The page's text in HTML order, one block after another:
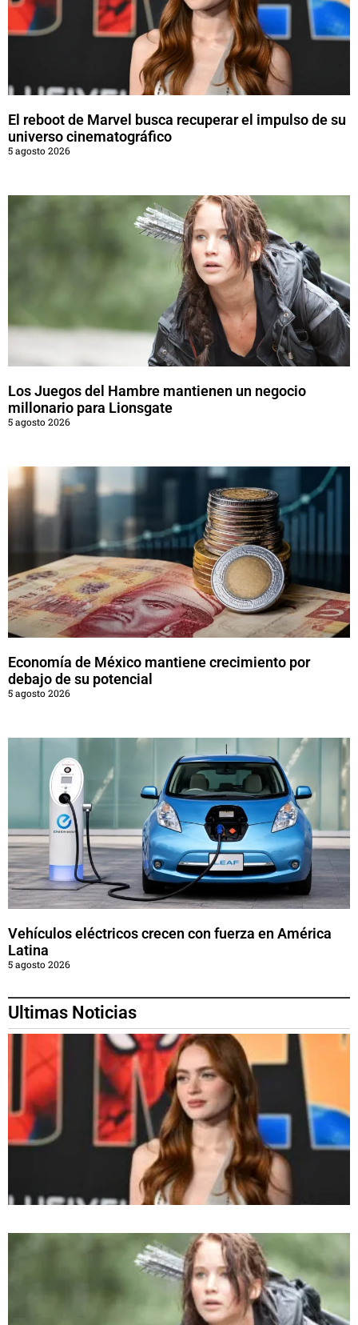
El reboot de Marvel busca recuperar el impulso de su
universo cinematográfico
5 agosto 2026
Los Juegos del Hambre mantienen un negocio
millonario para Lionsgate
5 agosto 2026
Economía de México mantiene crecimiento por
debajo de su potencial
5 agosto 2026
Vehículos eléctricos crecen con fuerza en América
Latina
5 agosto 2026
Ultimas Noticias